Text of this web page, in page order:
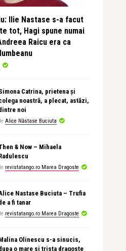
Ilie Nastase s-a facut
tot, Hagi spune numai
Raicu era ca
Catrina, prietena și
noastră, a plecat, astăzi,
noi
Alice Năstase Buciuta
& Now – Mihaela
revistatango.ro Marea Dragoste
Nastase Buciuta – Trufia
a fi tanar
revistatango.ro Marea Dragoste
Olinescu s-a sinucis,
o mare si trista dragoste